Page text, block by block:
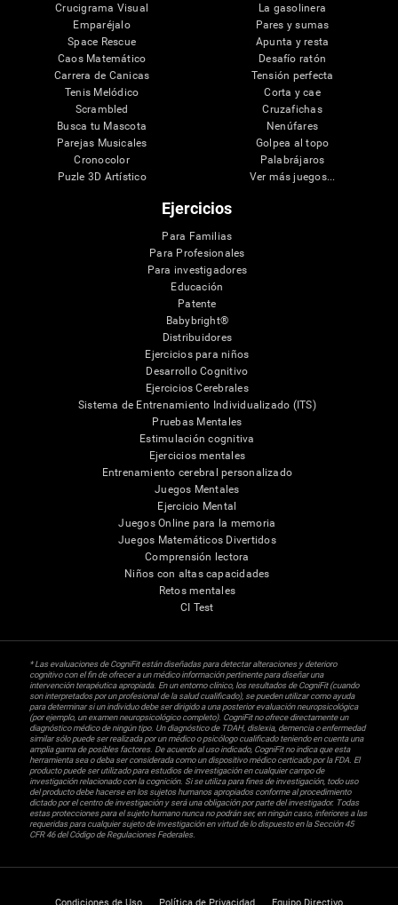
Crucigrama Visual
Emparéjalo
Space Rescue
Caos Matemático
Carrera de Canicas
Tenis Melódico
Scrambled
Busca tu Mascota
Parejas Musicales
Cronocolor
Puzle 3D Artístico
La gasolinera
Pares y sumas
Apunta y resta
Desafío ratón
Tensión perfecta
Corta y cae
Cruzafichas
Nenúfares
Golpea al topo
Palabrájaros
Ver más juegos...
Ejercicios
Para Familias
Para Profesionales
Para investigadores
Educación
Patente
Babybright®
Distribuidores
Ejercicios para niños
Desarrollo Cognitivo
Ejercicios Cerebrales
Sistema de Entrenamiento Individualizado (ITS)
Pruebas Mentales
Estimulación cognitiva
Ejercicios mentales
Entrenamiento cerebral personalizado
Juegos Mentales
Ejercicio Mental
Juegos Online para la memoria
Juegos Matemáticos Divertidos
Comprensión lectora
Niños con altas capacidades
Retos mentales
CI Test
* Las evaluaciones de CogniFit están diseñadas para detectar alteraciones y deterioro
cognitivo con el fin de ofrecer a un médico información pertinente para diseñar una
intervención terapéutica apropiada. En un entorno clínico, los resultados de CogniFit (cuando
son interpretados por un profesional de la salud cualificado), se pueden utilizar como ayuda
para determinar si un individuo debe ser dirigido a una posterior evaluación neuropsicológica
(por ejemplo, un examen neuropsicológico completo). CogniFit no ofrece directamente un
diagnóstico médico de ningún tipo. Un diagnóstico de TDAH, dislexia, demencia o enfermedad
similar sólo puede ser realizada por un médico o psicólogo cualificado teniendo en cuenta una
amplia gama de posibles factores. De acuerdo al uso indicado, CogniFit no indica que esta
herramienta sea o deba ser considerada como un dispositivo médico certicado por la FDA. El
producto puede ser utilizado para estudios de investigación en cualquier campo de
investigación relacionado con la cognición. Si se utiliza para fines de investigación, todo uso
del producto debe hacerse en los sujetos humanos apropiados conforme al procedimiento
dictado por el centro de investigación y será una obligación por parte del investigador. Todas
estas protecciones para el sujeto humano nunca no podrán ser, en ningún caso, inferiores a las
requeridas para cualquier sujeto de investigación en virtud de lo dispuesto en la Sección 45
CFR 46 del Código de Regulaciones Federales.